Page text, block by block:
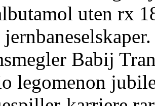
uten rx
Babij
legomenon